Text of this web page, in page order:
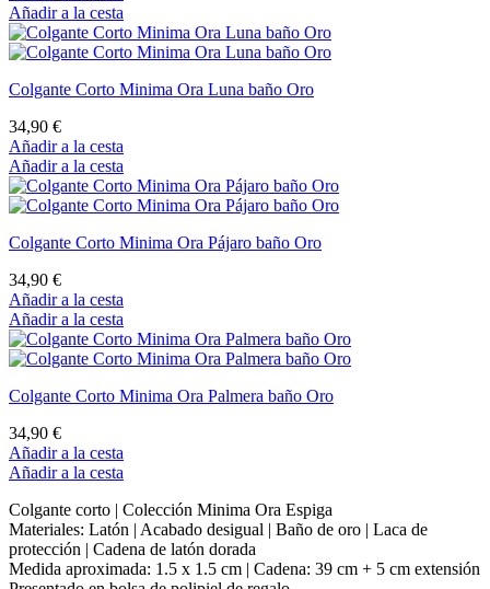
Añadir a la cesta
Colgante Corto Minima Ora Luna baño Oro
34,90 €
Añadir a la cesta
Añadir a la cesta
Colgante Corto Minima Ora Pájaro baño Oro
34,90 €
Añadir a la cesta
Añadir a la cesta
Colgante Corto Minima Ora Palmera baño Oro
34,90 €
Añadir a la cesta
Añadir a la cesta
Colgante corto | Colección Minima Ora Espiga
Materiales: Latón | Acabado desigual | Baño de oro | Laca de
protección | Cadena de latón dorada
Medida aproximada: 1.5 x 1.5 cm | Cadena: 39 cm + 5 cm extensión